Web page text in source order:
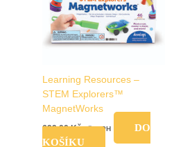
Learning Resources –
STEM Explorers™
MagnetWorks
699,00Kč vč. DPH
DO
KOŠÍKU